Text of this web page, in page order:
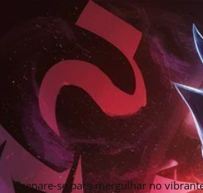
Prepare-se para mergulhar no